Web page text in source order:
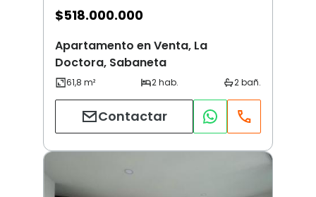
$518.000.000
Apartamento en Venta, La
Doctora, Sabaneta
Contactar